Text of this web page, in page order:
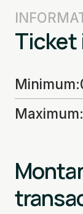
Ticket
Minimum:
Maximum: